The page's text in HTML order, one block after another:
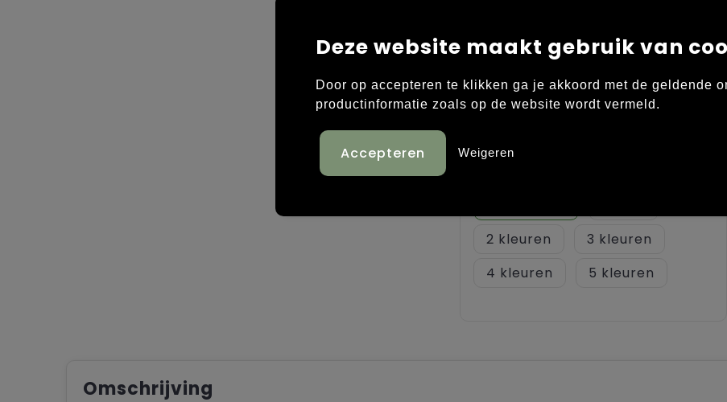
Voorzijde midden (80mm x
Onbewerkt
1
2
3
4
5
Omschrijving
Deze website maakt gebruik van
Door op accepteren te klikken ga je akkoord met de geldende
productinformatie zoals op de website wordt vermeld.
Weigeren